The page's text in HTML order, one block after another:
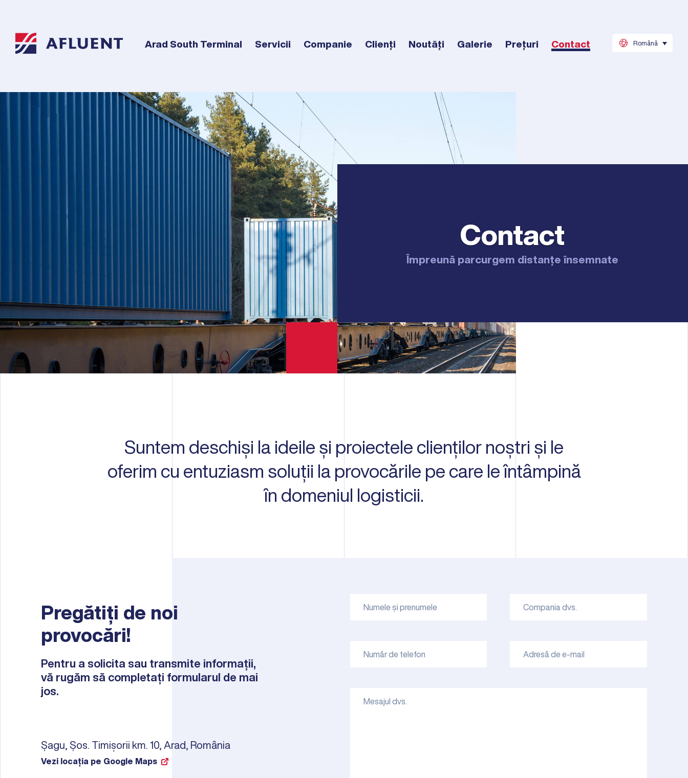
Arad South Terminal Servicii Companie Clienți Noutăți Galerie Prețuri Contact Română
Contact
Împreună parcurgem distanțe însemnate
Suntem deschiși la ideile și proiectele clienților noștri și le
oferim cu entuziasm soluții la provocările pe care le întâmpină
în domeniul logisticii.
Pregătiți de noi
provocări!
Pentru a solicita sau transmite informații,
vă rugăm să completați formularul de mai
jos.
Șagu, Șos. Timișorii km. 10, Arad, România
Vezi locația pe Google Maps